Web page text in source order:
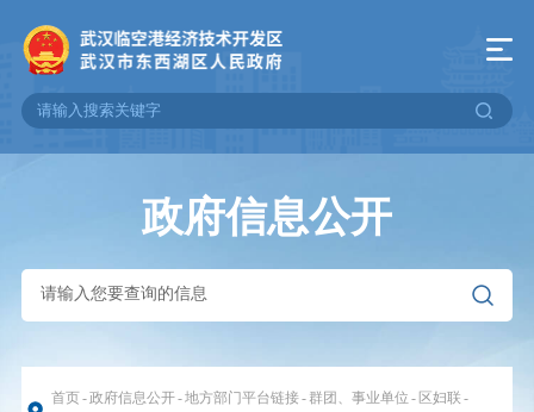
政府信息公开
首页-政府信息公开-地方部门平台链接- 群团、事业单位 - 区妇联 -